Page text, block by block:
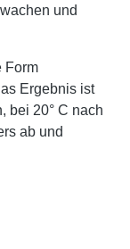
und
Form
Ergebnis ist
bei 20° C nach
ab und